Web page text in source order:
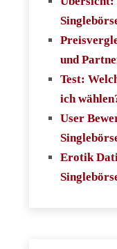
und
Test:
ich
User
Erotik